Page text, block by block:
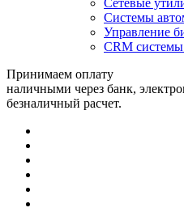
Сетевые
Системы
Управление
CRM системы
Принимаем оплату
наличными через банк,
безналичный расчет.